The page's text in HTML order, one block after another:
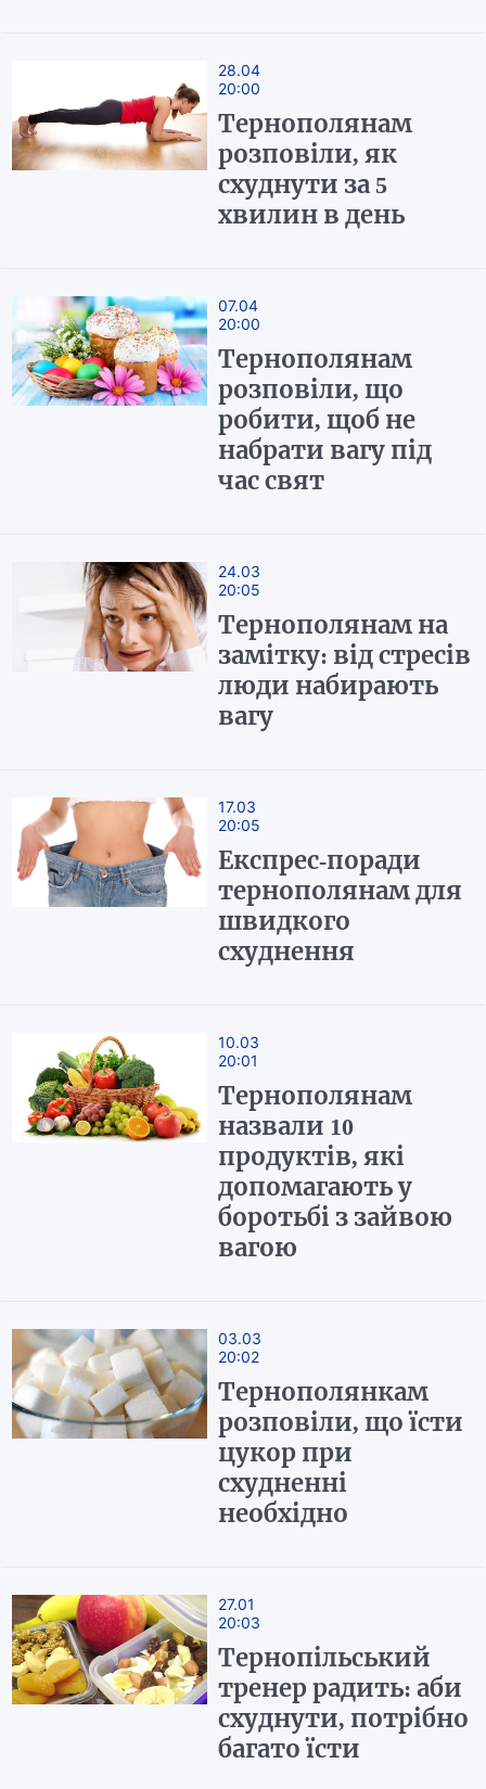
28.04
20:00
Тернополянам
розповіли, як
схуднути за 5
хвилин в день
07.04
20:00
Тернополянам
розповіли, що
робити, щоб не
набрати вагу під
час свят
24.03
20:05
Тернополянам на
замітку: від стресів
люди набирають
вагу
17.03
20:05
Експрес-поради
тернополянам для
швидкого
схуднення
10.03
20:01
Тернополянам
назвали 10
продуктів, які
допомагають у
боротьбі з зайвою
вагою
03.03
20:02
Тернополянкам
розповіли, що їсти
цукор при
схудненні
необхідно
27.01
20:03
Тернопільський
тренер радить: аби
схуднути, потрібно
багато їсти